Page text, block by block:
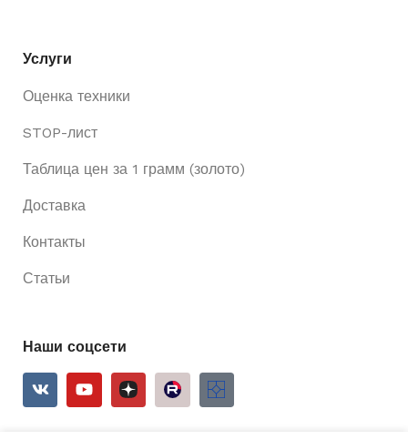
Услуги
Оценка техники
STOP-лист
Таблица цен за 1 грамм (золото)
Доставка
Контакты
Статьи
Наши соцсети